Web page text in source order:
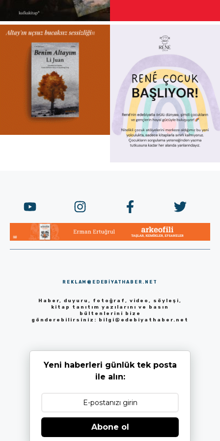
REKLAM@EDEBIYATHABER.NET
Haber, duyuru, fotoğraf, video, söyleşi,
kitap tanıtım yazılarını ve basın
bültenlerini bize
gönderebilirsiniz:
bilgi@edebiyathaber.net
Yeni haberleri günlük tek posta
ile alın:
Abone ol